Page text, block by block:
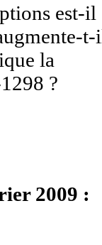
est-il
la
?
2009 :